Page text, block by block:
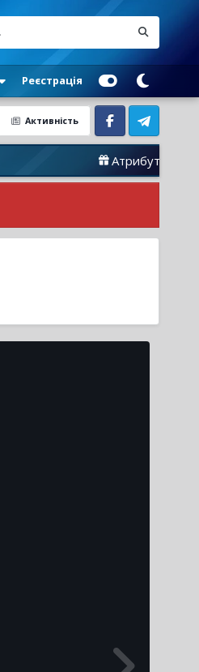
Реєстрація
Активність
Facebook Telegram
Атрибутика